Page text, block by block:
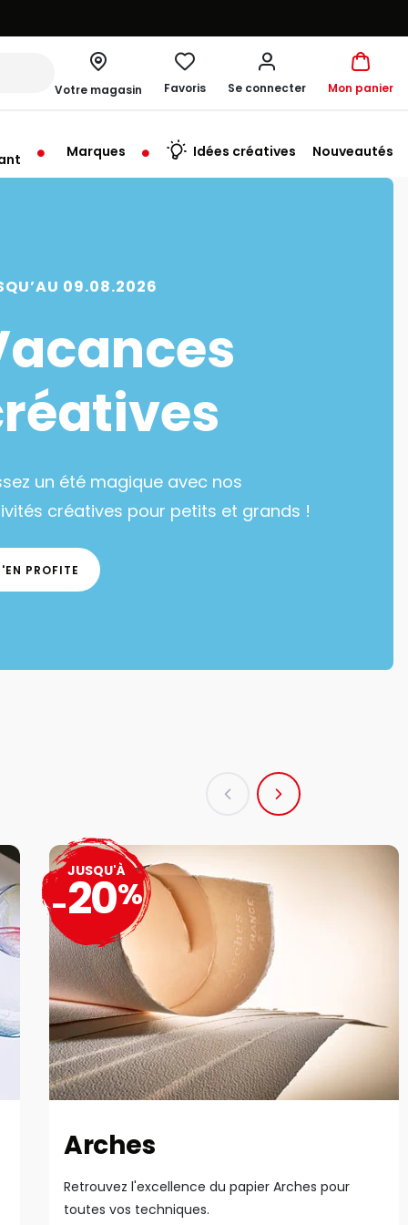
Votre magasin
à 19:30
Favoris Se connecter Mon panier
Marques Idées créatives Nouveautés
09.08.2026
un été magique avec nos
créatives pour petits et grands !
PROFITE
Arches
Retrouvez l'excellence du papier Arches pour
toutes vos techniques.
JUSQU'À
-20%